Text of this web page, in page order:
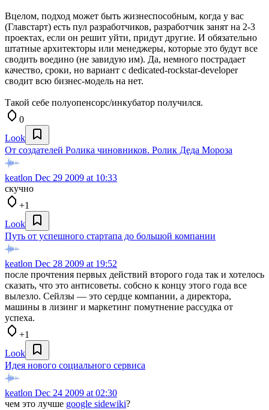
Вцелом, подход может быть жизнеспособным, когда у вас
(Главстарт) есть пул разработчиков, разработчик занят на 2-3
проектах, если он решит уйти, придут другие. И обязательно
штатные архитекторы или менеджеры, которые это будут все
сводить воедино (не завидую им). Да, немного пострадает
качество, сроки, но вариант с dedicated-rockstar-developer
сводит всю бизнес-модель на нет.
Такой себе полуопенсорс/инкубатор получился.
0
Look
От создателей Ролика чиновников. Ролик Деда Мороза
keatlon Dec 29 2009 at 10:33
скучно
+1
Look
Путь от успешного стартапа до большой компании
keatlon Dec 28 2009 at 19:52
после прочтения первых действий второго года так и хотелось
сказать, что это антисоветы. собсно к концу этого года все
вылезло. Сейлзы — это сердце компании, а директора,
машины в лизинг и маркетинг помутнение рассудка от
успеха.
+1
Look
Идея нового социального сервиса
keatlon Dec 24 2009 at 02:30
чем это лучше google sidewiki?